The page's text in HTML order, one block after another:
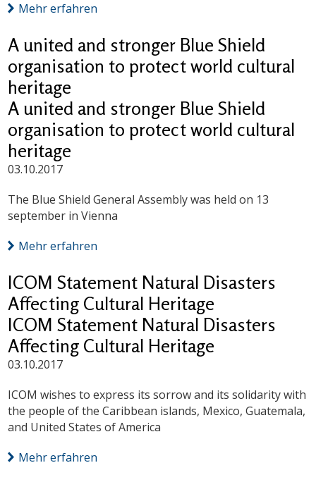
Mehr erfahren
A united and stronger Blue Shield
organisation to protect world cultural
heritage
A united and stronger Blue Shield
organisation to protect world cultural
heritage
03.10.2017
The Blue Shield General Assembly was held on 13
september in Vienna
Mehr erfahren
ICOM Statement Natural Disasters
Affecting Cultural Heritage
ICOM Statement Natural Disasters
Affecting Cultural Heritage
03.10.2017
ICOM wishes to express its sorrow and its solidarity with
the people of the Caribbean islands, Mexico, Guatemala,
and United States of America
Mehr erfahren